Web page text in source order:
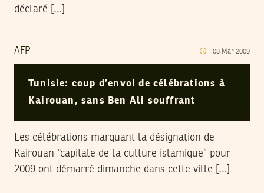
déclaré […]
AFP 08 Mar 2009
Tunisie: coup d’envoi de célébrations à
Kairouan, sans Ben Ali souffrant
Les célébrations marquant la désignation de
Kairouan “capitale de la culture islamique” pour
2009 ont démarré dimanche dans cette ville […]